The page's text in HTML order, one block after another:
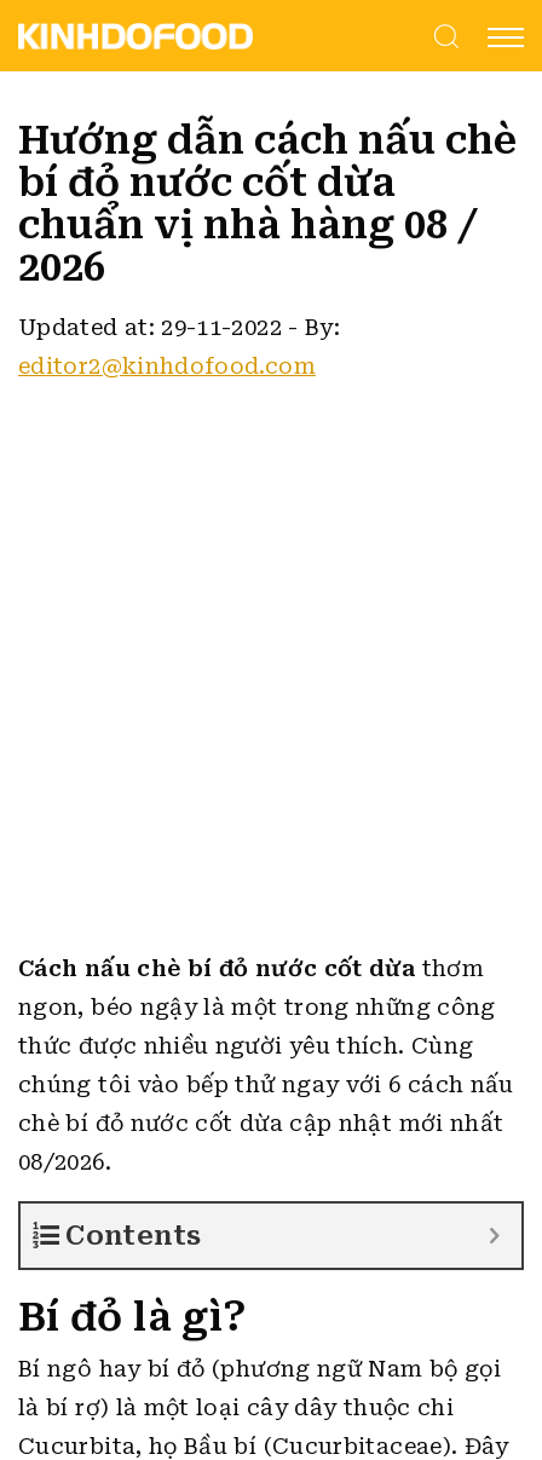
Hướng dẫn cách nấu chè
bí đỏ nước cốt dừa
chuẩn vị nhà hàng 08 /
2026
Updated at: 29-11-2022 -By:
editor2@kinhdofood.com
Cách nấu chè bí đỏ nước cốt dừa thơm
ngon, béo ngậy là một trong những công
thức được nhiều người yêu thích. Cùng
chúng tôi vào bếp thử ngay với 6 cách nấu
chè bí đỏ nước cốt dừa cập nhật mới nhất
08/2026.
Contents
Bí đỏ là gì?
Bí ngô hay bí đỏ (phương ngữ Nam bộ gọi
là bí rợ) là một loại cây dây thuộc chi
Cucurbita, họ Bầu bí (Cucurbitaceae). Đây